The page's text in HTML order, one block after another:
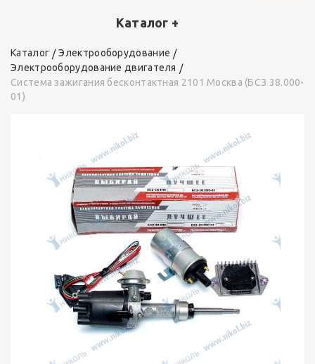
Каталог +
Каталог
Электрооборудование
Электрооборудование двигателя
Система зажигания бесконтактная 2101 Москва (БСЗ 38.000-
01)